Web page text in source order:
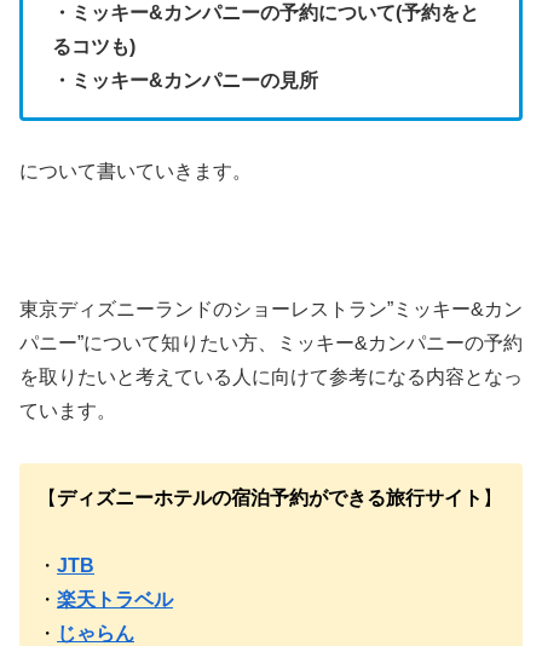
・ミッキー&カンパニーの予約について(予約をと
るコツも)
・ミッキー&カンパニーの見所
について書いていきます。
東京ディズニーランドのショーレストラン”ミッキー&カン
パニー”について知りたい方、ミッキー&カンパニーの予約
を取りたいと考えている人に向けて参考になる内容となっ
ています。
【ディズニーホテルの宿泊予約ができる旅行サイト 】
・ JTB
・ 楽天トラベル
・ じゃらん